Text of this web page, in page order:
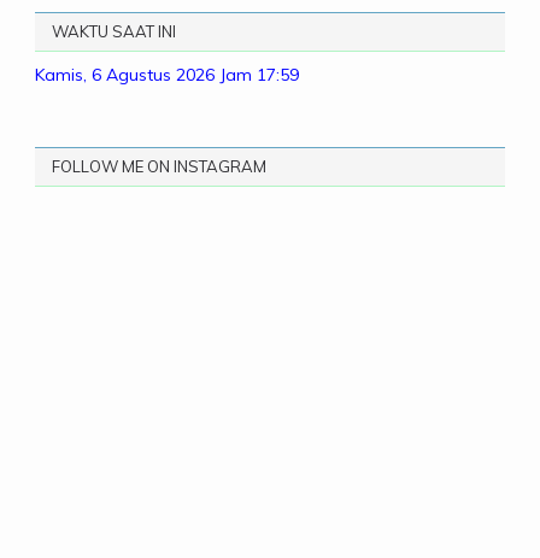
WAKTU SAAT INI
Kamis, 6 Agustus 2026 Jam 17:59
FOLLOW ME ON INSTAGRAM